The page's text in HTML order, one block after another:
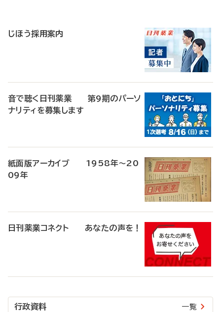
じほう採用案内
音で聴く日刊薬業 第9期のパーソ
ナリティを募集します
紙面版アーカイブ 1958年～20
09年
日刊薬業コネクト あなたの声を！
行政資料 一覧